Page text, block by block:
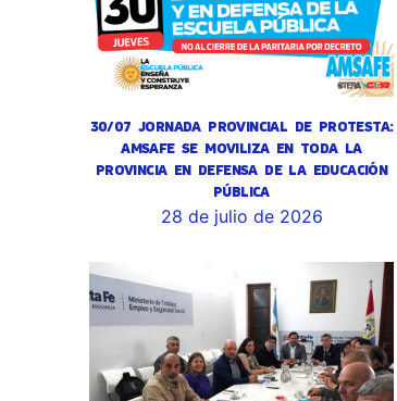
30/07 JORNADA PROVINCIAL DE PROTESTA:
AMSAFE SE MOVILIZA EN TODA LA
PROVINCIA EN DEFENSA DE LA EDUCACIÓN
PÚBLICA
28 de julio de 2026